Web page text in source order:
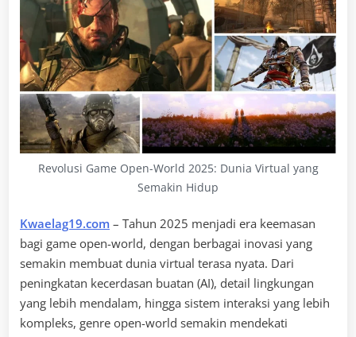
Revolusi Game Open-World 2025: Dunia Virtual yang
Semakin Hidup
Kwaelag19.com – Tahun 2025 menjadi era keemasan
bagi game open-world, dengan berbagai inovasi yang
semakin membuat dunia virtual terasa nyata. Dari
peningkatan kecerdasan buatan (AI), detail lingkungan
yang lebih mendalam, hingga sistem interaksi yang lebih
kompleks, genre open-world semakin mendekati